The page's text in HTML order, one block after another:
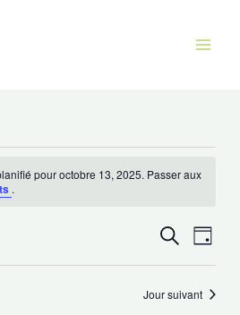
pour octobre 13, 2025. Passer aux
.
Recherche
Recherche
Jour
Jour suivant